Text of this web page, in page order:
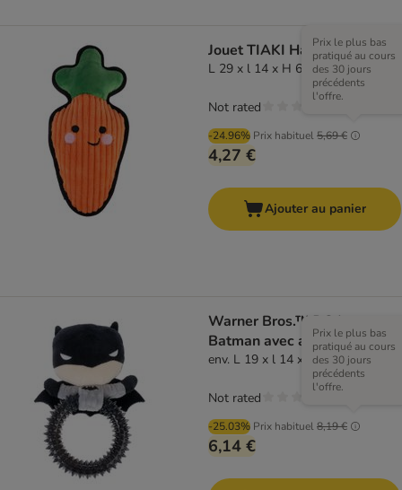
Jouet TIAKI Happy Carrot
L 29 x l 14 x H 6,5 cm
-24.96% Prix habituel5,69 €
Prix le plus bas
pratiqué au cours
des 30 jours
précédents
l'offre.
4,27 €
Not rated
Ajouter au panier
Warner Bros.™ DC Jouet
Batman avec anneau
env. L 19 x l 14 x H 5 cm
-25.03% Prix habituel8,19 €
Prix le plus bas
pratiqué au cours
des 30 jours
précédents
l'offre.
6,14 €
Not rated